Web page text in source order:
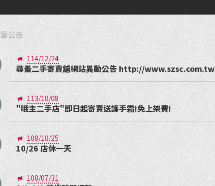
筆公告
114/12/24
尋蚤二手寄賣舖網站異動公告 http://www.szsc.com.tw
113/10/08
"哦主二手店"即日起寄賣送護手霜!免上架費!
108/10/25
10/26 店休一天
108/07/31